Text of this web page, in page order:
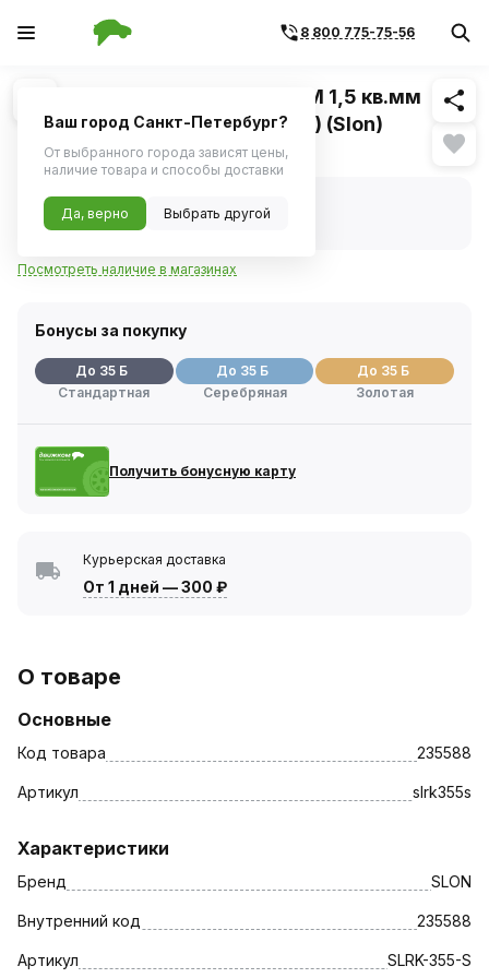
8 800 775-75-56
1/1 Похожие
Провод автомобильный ПВАМ 1,5 кв.мм
Спектр (к-кт 5 цветов, по 10м) (Slon)
Нет в наличии
Нет в наличии
Код товара:235588
Артикул:slrk355s
Посмотреть наличие в магазинах
Бонусы за покупку
До 35 Б
Стандартная
До 35 Б
Серебряная
До 35 Б
Золотая
Получить бонусную карту
Курьерская доставка
От 1 дней —300 ₽
О товаре
Основные
Код товара 235588
Артикул slrk355s
Характеристики
Бренд SLON
Внутренний код 235588
Артикул SLRK-355-S
Ваш город Санкт-Петербург?
От выбранного города зависят цены,
наличие товара и способы доставки
Да, верно Выбрать другой